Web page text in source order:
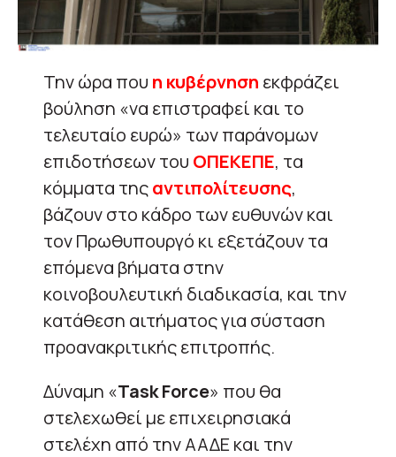
Την ώρα που η κυβέρνηση εκφράζει
βούληση «να επιστραφεί και το
τελευταίο ευρώ» των παράνομων
επιδοτήσεων του ΟΠΕΚΕΠΕ, τα
κόμματα τηςαντιπολίτευσης,
βάζουν στο κάδρο των ευθυνών και
τον Πρωθυπουργό κι εξετάζουν τα
επόμενα βήματα στην
κοινοβουλευτική διαδικασία, και την
κατάθεση αιτήματος για σύσταση
προανακριτικής επιτροπής.
Δύναμη «Task Force» που θα
στελεχωθεί με επιχειρησιακά
στελέχη από την ΑΑΔΕ και την